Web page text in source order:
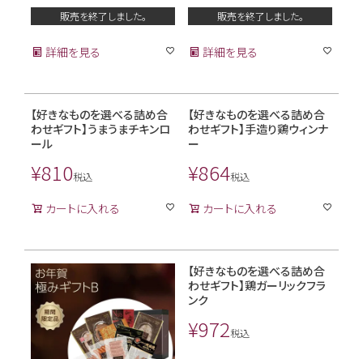
販売を終了しました。
詳細を見る
販売を終了しました。
詳細を見る
【好きなものを選べる詰め合
わせギフト】うまうまチキンロ
ール
¥810税込
カートに入れる
【好きなものを選べる詰め合
わせギフト】手造り鶏ウィンナ
ー
¥864税込
カートに入れる
【好きなものを選べる詰め合
わせギフト】鶏ガーリックフラ
ンク
¥972税込